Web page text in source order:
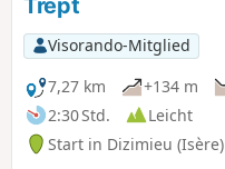
Visorando-Mitglied
7,27 km
+134 m
2:30 Std.
Leicht
Start in Dizimieu (Isère)